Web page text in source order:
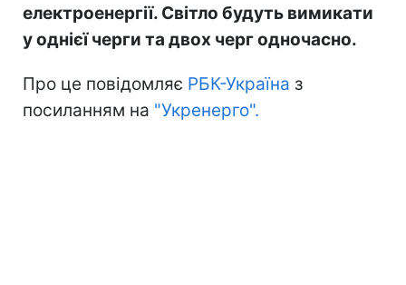
електроенергії. Світло будуть вимикати
у однієї черги та двох черг одночасно.
Про це повідомляє РБК-Україна з
посиланням на "Укренерго".